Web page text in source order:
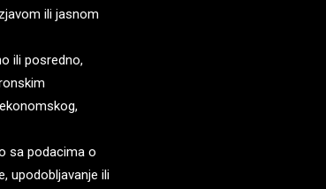
ili jasnom
ili posredno,
sa podacima o
upodobljavanje ili